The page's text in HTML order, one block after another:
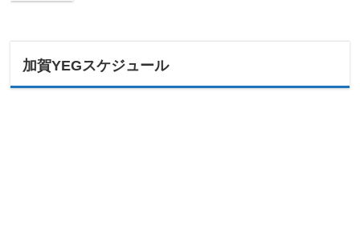
加賀YEGスケジュール